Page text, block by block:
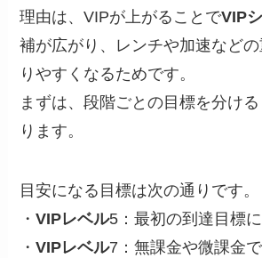
理由は、VIPが上がることでVIP
補が広がり、レンチや加速など
りやすくなるためです。
まずは、段階ごとの目標を分け
ります。
目安になる目標は次の通りです。
・VIPレベル5：最初の到達目標
・VIPレベル7：無課金や微課金